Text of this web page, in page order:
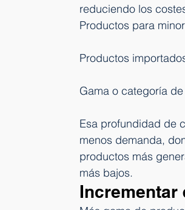
reduciendo los
Productos para
Productos
Gama o categoría
Esa profundidad de
menos demanda,
productos más
más bajos.
Incrementar